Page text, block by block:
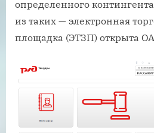
определенного
из таких — электронная
площадка (ЭТЗП) открыта